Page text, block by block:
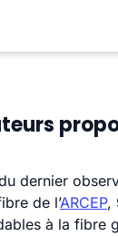
dernier
de l’ARCEP,
à la fibre